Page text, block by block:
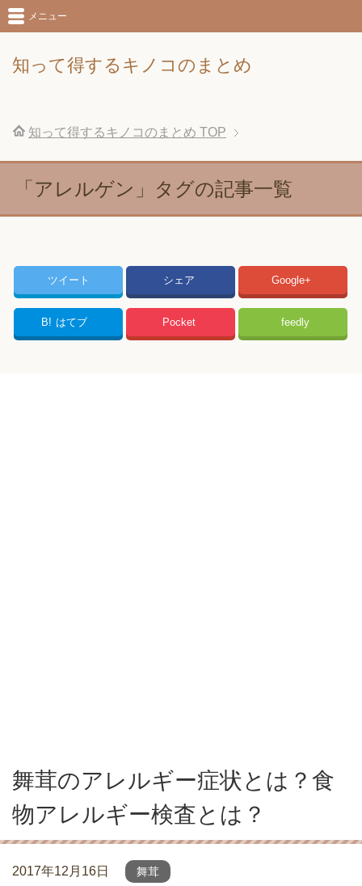
知って得するキノコのまとめ
メニュー
知って得するキノコのまとめ TOP
「アレルゲン」タグの記事一覧
ツイート シェア Google+
B! はてブ Pocket feedly
舞茸のアレルギー症状とは？食
物アレルギー検査とは？
2017年12月16日 舞茸